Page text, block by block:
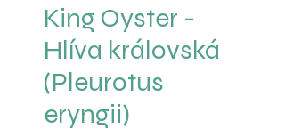
King Oyster -
Hlíva královská
(Pleurotus
eryngii)